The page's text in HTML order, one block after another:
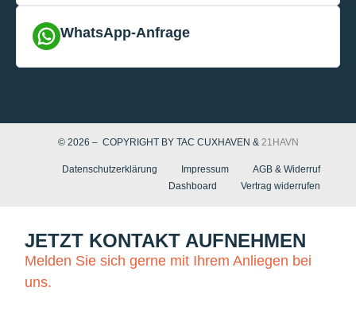
WhatsApp-Anfrage
© 2026 – COPYRIGHT BY TAC CUXHAVEN & 21HAVN
Datenschutzerklärung Impressum
AGB & Widerruf
Dashboard
Vertrag widerrufen
JETZT KONTAKT AUFNEHMEN
Melden Sie sich gerne mit Ihrem Anliegen bei
uns.